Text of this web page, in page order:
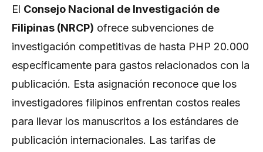
El Consejo Nacional de Investigación de
Filipinas (NRCP) ofrece subvenciones de
investigación competitivas de hasta PHP 20.000
específicamente para gastos relacionados con la
publicación. Esta asignación reconoce que los
investigadores filipinos enfrentan costos reales
para llevar los manuscritos a los estándares de
publicación internacionales. Las tarifas de